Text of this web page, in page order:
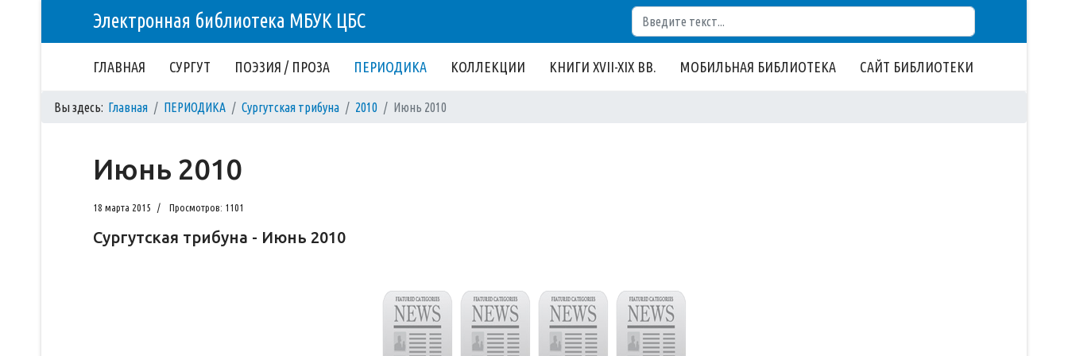
Электронная библиотека МБУК ЦБС
ГЛАВНАЯ СУРГУТ ПОЭЗИЯ / ПРОЗА ПЕРИОДИКА КОЛЛЕКЦИИ КНИГИ XVII-XIX ВВ. МОБИЛЬНАЯ БИБЛИОТЕКА САЙТ БИБЛИОТЕКИ
Вы здесь: Главная ПЕРИОДИКА Сургутская трибуна 2010 Июнь 2010
Июнь 2010
18 марта 2015 Просмотров: 1101
Сургутская трибуна - Июнь 2010